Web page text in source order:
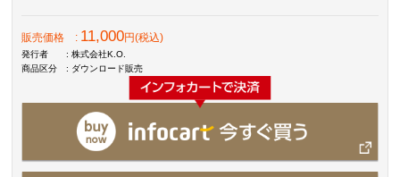
販売価格 : 11,000円(税込)
発行者
: 株式会社K.O.
商品区分
: ダウンロード販売